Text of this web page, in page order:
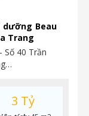
dưỡng Beau
Trang
40 Trần
3 Tỷ